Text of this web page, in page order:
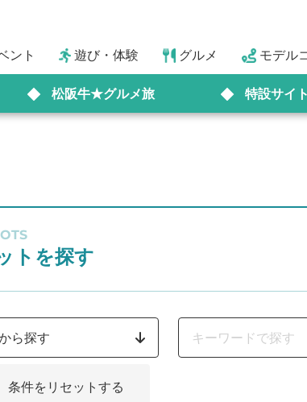
ント 遊び・体験 グルメ モデル
松阪牛★グルメ旅 特設サイト
トを探す
ら探す
条件をリセットする